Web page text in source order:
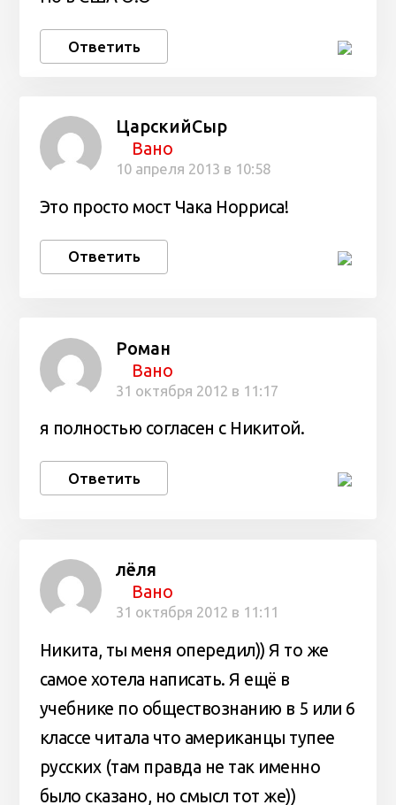
Ответить
ЦарскийСыр
Вано
10 апреля 2013 в 10:58
Это просто мост Чака Норриса!
Ответить
Роман
Вано
31 октября 2012 в 11:17
я полностью согласен с Никитой.
Ответить
лёля
Вано
31 октября 2012 в 11:11
Никита, ты меня опередил)) Я то же
самое хотела написать. Я ещё в
учебнике по обществознанию в 5 или 6
классе читала что американцы тупее
русских (там правда не так именно
было сказано, но смысл тот же))